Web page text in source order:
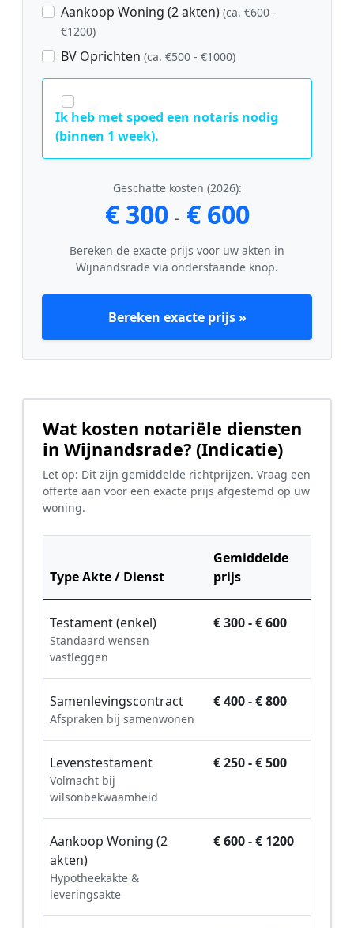
Aankoop Woning (2 akten) (ca. €600 -
€1200)
BV Oprichten (ca. €500 - €1000)
Ik heb met spoed een notaris nodig
(binnen 1 week).
Geschatte kosten (2026):
€ 300 - € 600
Bereken de exacte prijs voor uw akten in
Wijnandsrade via onderstaande knop.
Bereken exacte prijs »
Wat kosten notariële diensten
in Wijnandsrade? (Indicatie)
Let op: Dit zijn gemiddelde richtprijzen. Vraag een
offerte aan voor een exacte prijs afgestemd op uw
woning.
Type Akte / Dienst
Gemiddelde
prijs
Testament (enkel)
Standaard wensen
vastleggen
€ 300 - € 600
Samenlevingscontract
Afspraken bij samenwonen
€ 400 - € 800
Levenstestament
Volmacht bij
wilsonbekwaamheid
€ 250 - € 500
Aankoop Woning (2
akten)
Hypotheekakte &
leveringsakte
€ 600 - € 1200